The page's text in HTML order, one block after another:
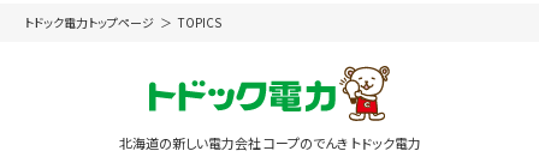
トドック電力トップページ TOPICS
北海道の新しい電力会社 コープのでんき トドック電力